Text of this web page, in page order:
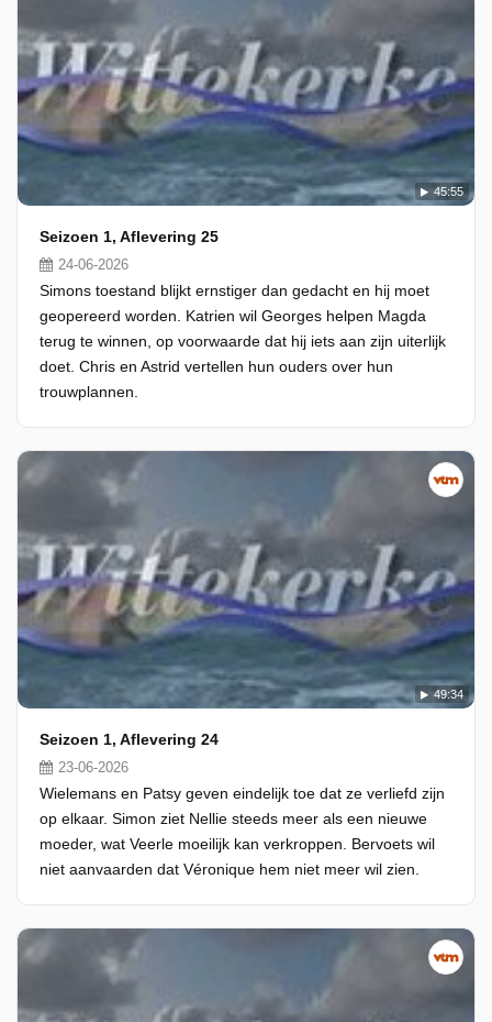
45:55
Seizoen 1, Aflevering 25
24-06-2026
Simons toestand blijkt ernstiger dan gedacht en hij moet
geopereerd worden. Katrien wil Georges helpen Magda
terug te winnen, op voorwaarde dat hij iets aan zijn uiterlijk
doet. Chris en Astrid vertellen hun ouders over hun
trouwplannen.
49:34
Seizoen 1, Aflevering 24
23-06-2026
Wielemans en Patsy geven eindelijk toe dat ze verliefd zijn
op elkaar. Simon ziet Nellie steeds meer als een nieuwe
moeder, wat Veerle moeilijk kan verkroppen. Bervoets wil
niet aanvaarden dat Véronique hem niet meer wil zien.